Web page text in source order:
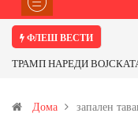
ФЛЕШ ВЕСТИ
ТРАМП НАРЕДИ
Иловица и со антимонот?
Дома запален